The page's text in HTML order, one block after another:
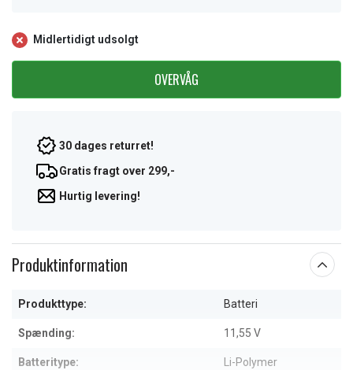
Midlertidigt udsolgt
OVERVÅG
30 dages returret!
Gratis fragt over 299,-
Hurtig levering!
Produktinformation
Produkttype: Batteri
Spænding: 11,55 V
Batteritype: Li-Polymer